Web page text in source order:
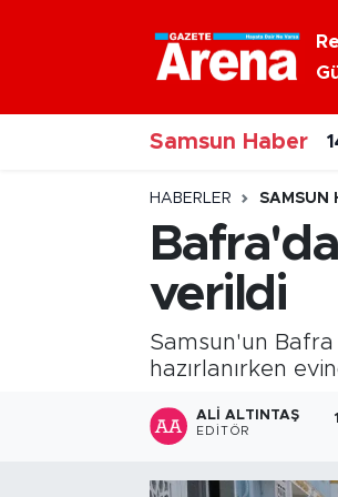
Samsun Haber
HABERLER SAMSUN
verildi
Samsun'un
hazırlanırken
ALI ALTINTAŞ
EDITÖR
Nöbetçi Eczaneler
Hava Durumu
Samsun Namaz Vakitleri
Trafik Durumu
Süper Lig Puan Durumu ve
Tüm Manşetler
Son Dakika Haberleri
Haber Arşivi